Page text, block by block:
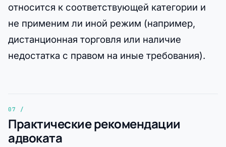
относится к соответствующей категории и
не применим ли иной режим (например,
дистанционная торговля или наличие
недостатка с правом на иные требования).
Практические рекомендации
адвоката